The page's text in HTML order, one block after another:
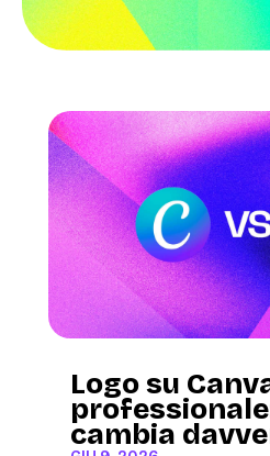
Logo su
cambia